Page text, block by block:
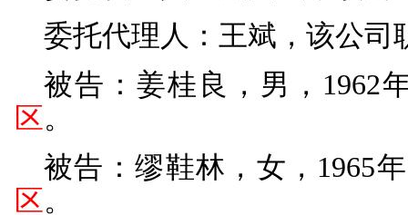
原告：江苏姜堰农村
区姜堰大道128号，统一
法定代表人：洪其华